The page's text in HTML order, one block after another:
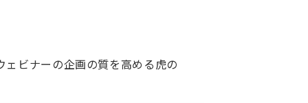
ビナーの企画の質を高める虎の